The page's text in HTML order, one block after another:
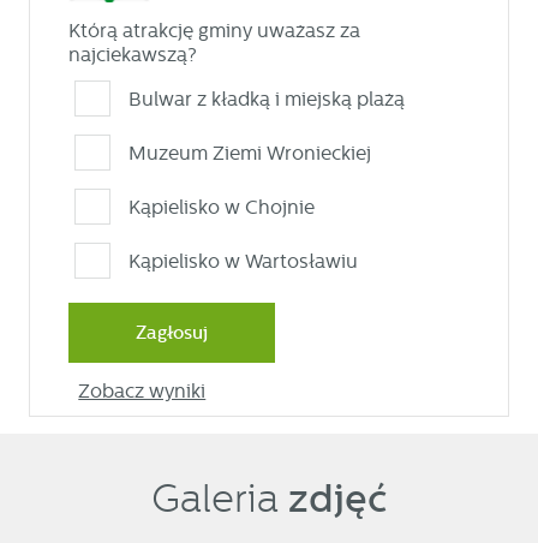
Którą atrakcję gminy uważasz za
najciekawszą?
Bulwar z kładką i miejską plażą
Muzeum Ziemi Wronieckiej
Kąpielisko w Chojnie
Kąpielisko w Wartosławiu
Zagłosuj
Zobacz wyniki
Galeria zdjęć